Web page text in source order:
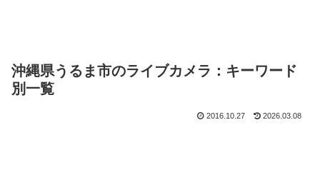
沖縄県うるま市のライブカメラ：キーワード
別一覧
2016.10.27 2026.03.08